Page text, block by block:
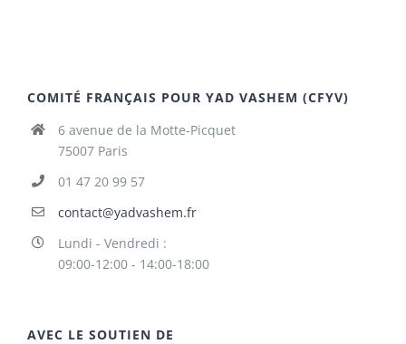
COMITÉ FRANÇAIS POUR YAD VASHEM (CFYV)
6 avenue de la Motte-Picquet
75007 Paris
01 47 20 99 57
contact@yadvashem.fr
Lundi - Vendredi :
09:00-12:00 - 14:00-18:00
AVEC LE SOUTIEN DE